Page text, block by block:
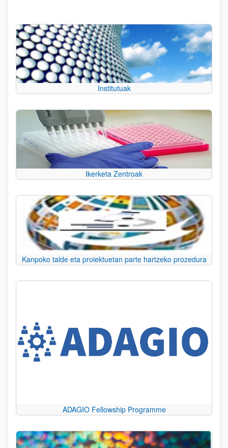
Institutuak
Ikerketa Zentroak
Kanpoko talde eta proiektuetan parte hartzeko prozedura
ADAGIO Fellowship Programme